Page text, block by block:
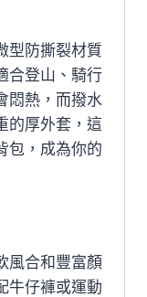
型防撕裂材質
合登山、騎行
悶熱，而撥水
的厚外套，這
包，成為你的
風合和豐富顏
牛仔褲或運動